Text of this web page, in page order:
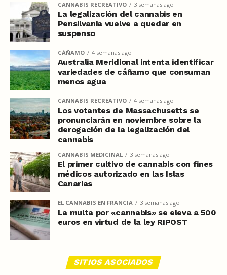
CANNABIS RECREATIVO 3 semanas ago
La legalización del cannabis en
Pensilvania vuelve a quedar en
suspenso
CÁÑAMO 4 semanas ago
Australia Meridional intenta identificar
variedades de cáñamo que consuman
menos agua
CANNABIS RECREATIVO 4 semanas ago
Los votantes de Massachusetts se
pronunciarán en noviembre sobre la
derogación de la legalización del
cannabis
CANNABIS MEDICINAL 3 semanas ago
El primer cultivo de cannabis con fines
médicos autorizado en las Islas
Canarias
EL CANNABIS EN FRANCIA 3 semanas ago
La multa por «cannabis» se eleva a 500
euros en virtud de la ley RIPOST
SITIOS ASOCIADOS